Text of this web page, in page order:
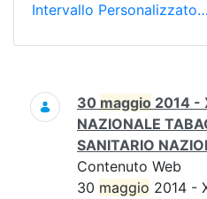
Intervallo Personalizzato…
Ricerca
30 maggio 2014 -
NAZIONALE
SANITARIO
Contenuto Web
30 maggio 2014 -